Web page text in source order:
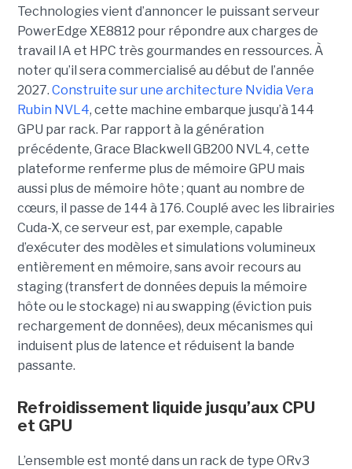
Technologies vient d’annoncer le puissant serveur
PowerEdge XE8812 pour répondre aux charges de
travail IA et HPC très gourmandes en ressources. À
noter qu’il sera commercialisé au début de l’année
2027. Construite sur une architecture Nvidia Vera
Rubin NVL4, cette machine embarque jusqu’à 144
GPU par rack. Par rapport à la génération
précédente, Grace Blackwell GB200 NVL4, cette
plateforme renferme plus de mémoire GPU mais
aussi plus de mémoire hôte ; quant au nombre de
cœurs, il passe de 144 à 176. Couplé avec les librairies
Cuda-X, ce serveur est, par exemple, capable
d’exécuter des modèles et simulations volumineux
entièrement en mémoire, sans avoir recours au
staging (transfert de données depuis la mémoire
hôte ou le stockage) ni au swapping (éviction puis
rechargement de données), deux mécanismes qui
induisent plus de latence et réduisent la bande
passante.
Refroidissement liquide jusqu’aux CPU
et GPU
L’ensemble est monté dans un rack de type ORv3